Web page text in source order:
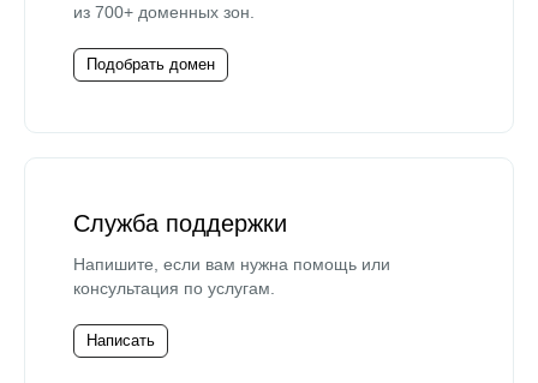
из 700+ доменных зон.
Подобрать домен
Служба поддержки
Напишите, если вам нужна помощь или
консультация по услугам.
Написать